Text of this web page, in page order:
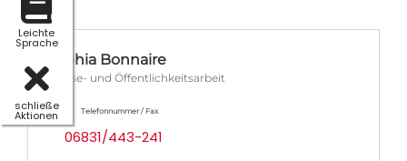
Leichte
Sprache
schließe
Aktionen
Sophia Bonnaire
Presse- und Öffentlichkeitsarbeit
Telefonnummer / Fax
06831/443-241